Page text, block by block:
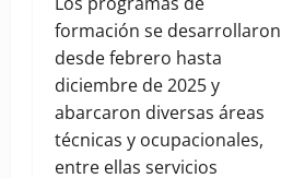
formación se desarrollaron
desde febrero hasta
diciembre de 2025 y
abarcaron diversas áreas
técnicas y ocupacionales,
entre ellas servicios